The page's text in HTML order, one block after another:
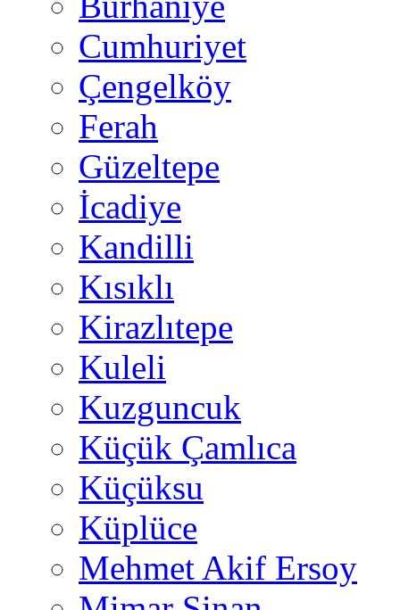
Cumhuriyet
Çengelköy
Ferah
Güzeltepe
İcadiye
Kandilli
Kısıklı
Kirazlıtepe
Kuleli
Kuzguncuk
Küçük Çamlıca
Küçüksu
Küplüce
Mehmet Akif Ersoy